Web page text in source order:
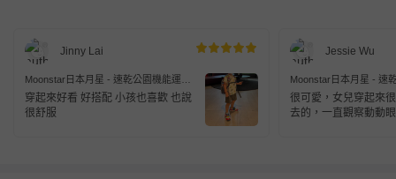
Jinny Lai
Moonstar日本月星 - 速乾公園機能運動
鞋(中小童款)-白紅
穿起來好看 好搭配 小孩也喜歡 也說
很舒服
Jessie Wu
Moonstar日本月星 - 速
鞋(中小童款)-粉
很可愛，女兒穿起來
去的，一直觀察動動